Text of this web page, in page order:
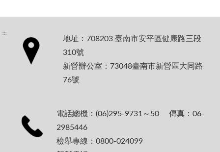
:::
地址：708203 臺南市安平區健康路三段
310號
新營辦公室：73048臺南市新營區大同路
76號
電話總機：(06)295-9731～50 傳真：06-
2985446
檢舉專線：0800-024099